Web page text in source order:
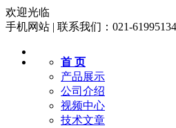
欢迎光临
手机网站 | 联系我们：021-61995134
首 页
产品展示
公司介绍
视频中心
技术文章